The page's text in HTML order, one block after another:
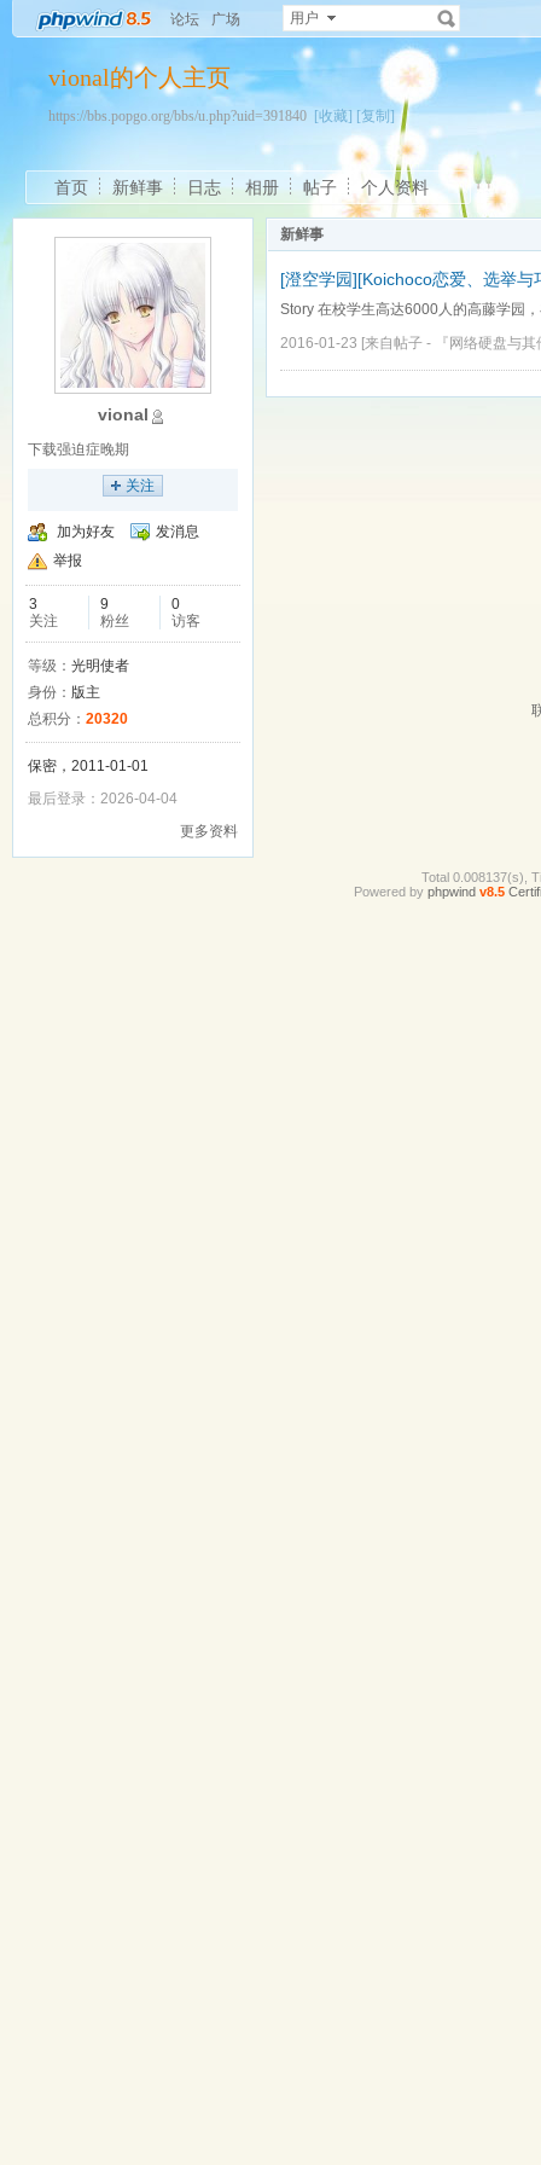
论坛 广场 用户
vional的个人主页
https://bbs.popgo.org/bbs/u.php?uid=391840 [收藏] [复制]
首页 新鲜事 日志 相册 帖子 个人资料
vional
下载强迫症晚期
关注
加为好友
发消息
举报
3
关注
9
粉丝
0
访客
等级： 光明使者
身份： 版主
总积分： 20320
保密，2011-01-01
最后登录：2026-04-04
更多资料
新鲜事
[澄空学园][Koichoco恋爱、选举
Story 在校学生高达6000人的高藤学园
2016-01-23 [来自帖子 - 『网络硬盘与
Total 0.008137(s),
Powered by phpwind v8.5